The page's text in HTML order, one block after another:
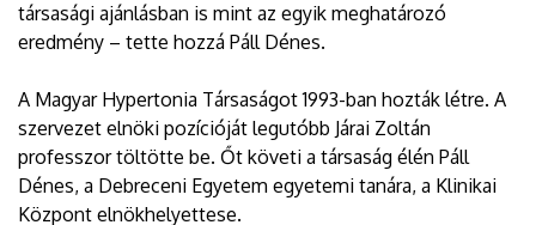
társasági ajánlásban is mint az egyik meghatározó
eredmény – tette hozzá Páll Dénes.
A Magyar Hypertonia Társaságot 1993-ban hozták létre. A
szervezet elnöki pozícióját legutóbb Járai Zoltán
professzor töltötte be. Őt követi a társaság élén Páll
Dénes, a Debreceni Egyetem egyetemi tanára, a Klinikai
Központ elnökhelyettese.